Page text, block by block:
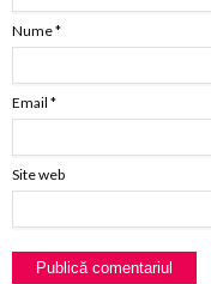
Nume*
Email *
Site web